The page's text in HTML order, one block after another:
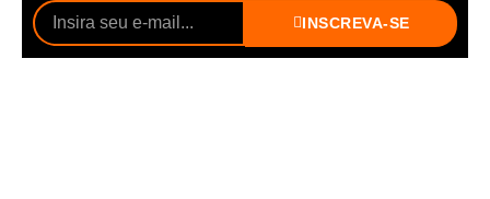
INSCREVA-SE